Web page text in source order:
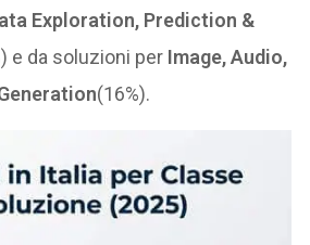
Exploration, Prediction &
e da soluzioni per Image, Audio,
(16%).